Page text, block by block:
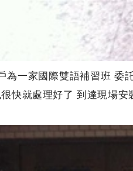
為一家國際雙語補習班 委
快就處理好了 到達現場